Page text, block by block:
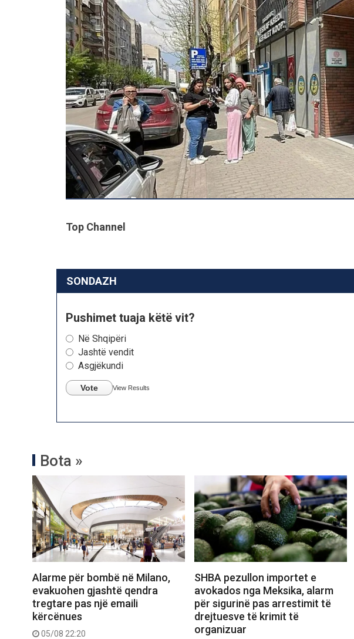
Top Channel
SONDAZH
Pushimet tuaja këtë vit?
Në Shqipëri
Jashtë vendit
Asgjëkundi
Vote View Results
Bota »
Alarme për bombë në Milano,
evakuohen gjashtë qendra
tregtare pas një emaili
kërcënues
05/08 22:20
SHBA pezullon importet e
avokados nga Meksika, alarm
për sigurinë pas arrestimit të
drejtuesve të krimit të
organizuar